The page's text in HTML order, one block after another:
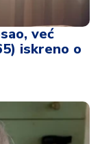
već
iskreno o